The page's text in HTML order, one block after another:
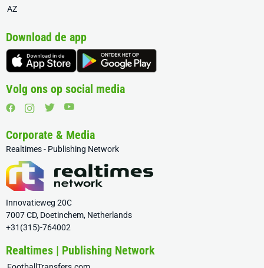
AZ
Download de app
Volg ons op social media
Corporate & Media
Realtimes - Publishing Network
Innovatieweg 20C
7007 CD, Doetinchem, Netherlands
+31(315)-764002
Realtimes | Publishing Network